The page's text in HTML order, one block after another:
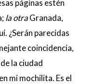
páginas estén
la otraGranada,
¿Serán parecidas
coincidencia,
la ciudad
mi mochilita. Es el